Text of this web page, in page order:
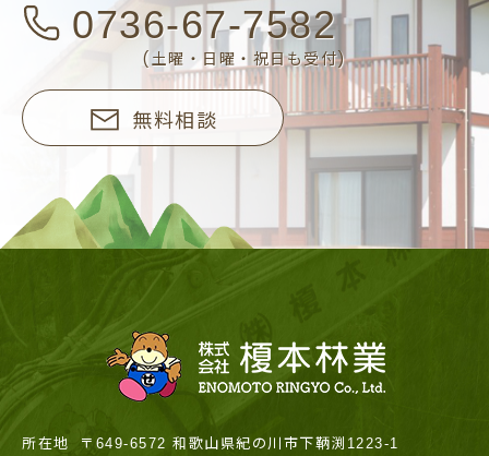
0736-67-7582
(土曜・日曜・祝日も受付)
無料相談
所在地 〒649-6572 和歌山県紀の川市下鞆渕1223-1